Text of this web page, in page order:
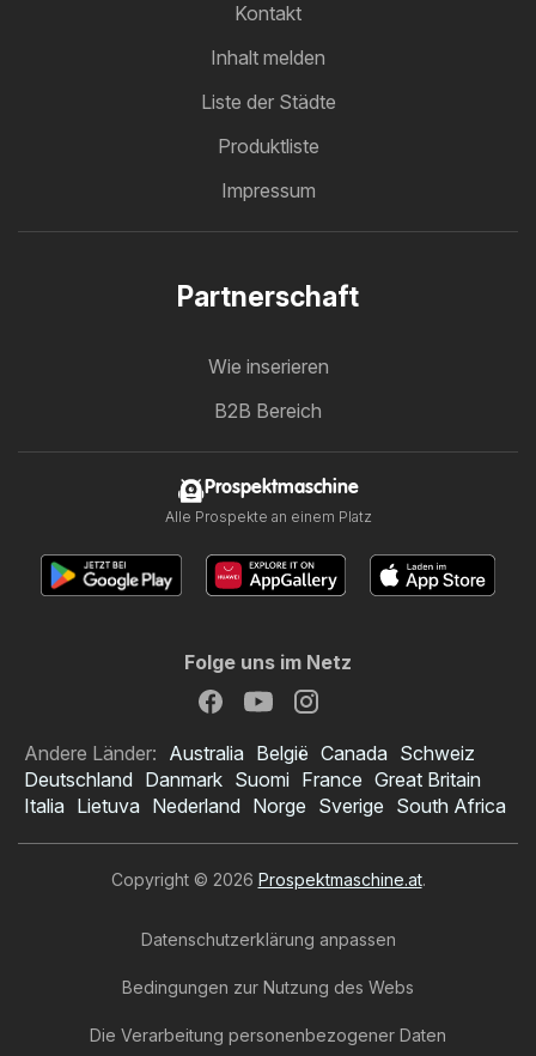
Kontakt
Inhalt melden
Liste der Städte
Produktliste
Impressum
Partnerschaft
Wie inserieren
B2B Bereich
Prospektmaschine
Alle Prospekte an einem Platz
Folge uns im Netz
Andere Länder: Australia België Canada Schweiz
Deutschland Danmark Suomi France Great Britain
Italia Lietuva Nederland Norge Sverige South Africa
Copyright © 2026 Prospektmaschine.at.
Datenschutzerklärung anpassen
Bedingungen zur Nutzung des Webs
Die Verarbeitung personenbezogener Daten